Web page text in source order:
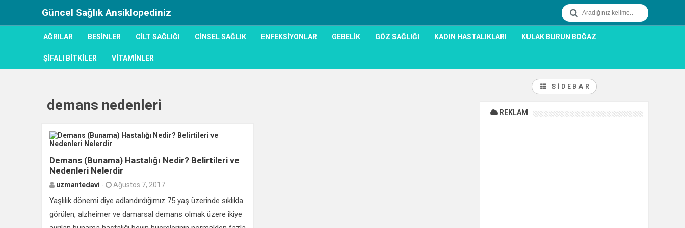
Güncel Sağlık Ansiklopediniz
AĞRILAR BESINLER CILT SAĞLIĞI CINSEL SAĞLIK ENFEKSIYONLAR GEBELIK GÖZ SAĞLIĞI KADIN HASTALIKLARI KULAK BURUN BOĞAZ
ŞIFALI BITKILER VITAMINLER
demans nedenleri
Demans (Bunama) Hastalığı Nedir? Belirtileri ve
Nedenleri Nelerdir
uzmantedavi - Ağustos 7, 2017
Yaşlılık dönemi diye adlandırdığımız 75 yaş üzerinde sıklıkla
görülen, alzheimer ve damarsal demans olmak üzere ikiye
SIDEBAR
REKLAM